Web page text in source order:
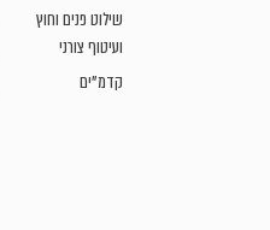
שילוט פנים וחוץ
ועיטוף צורני
קדמ"ים